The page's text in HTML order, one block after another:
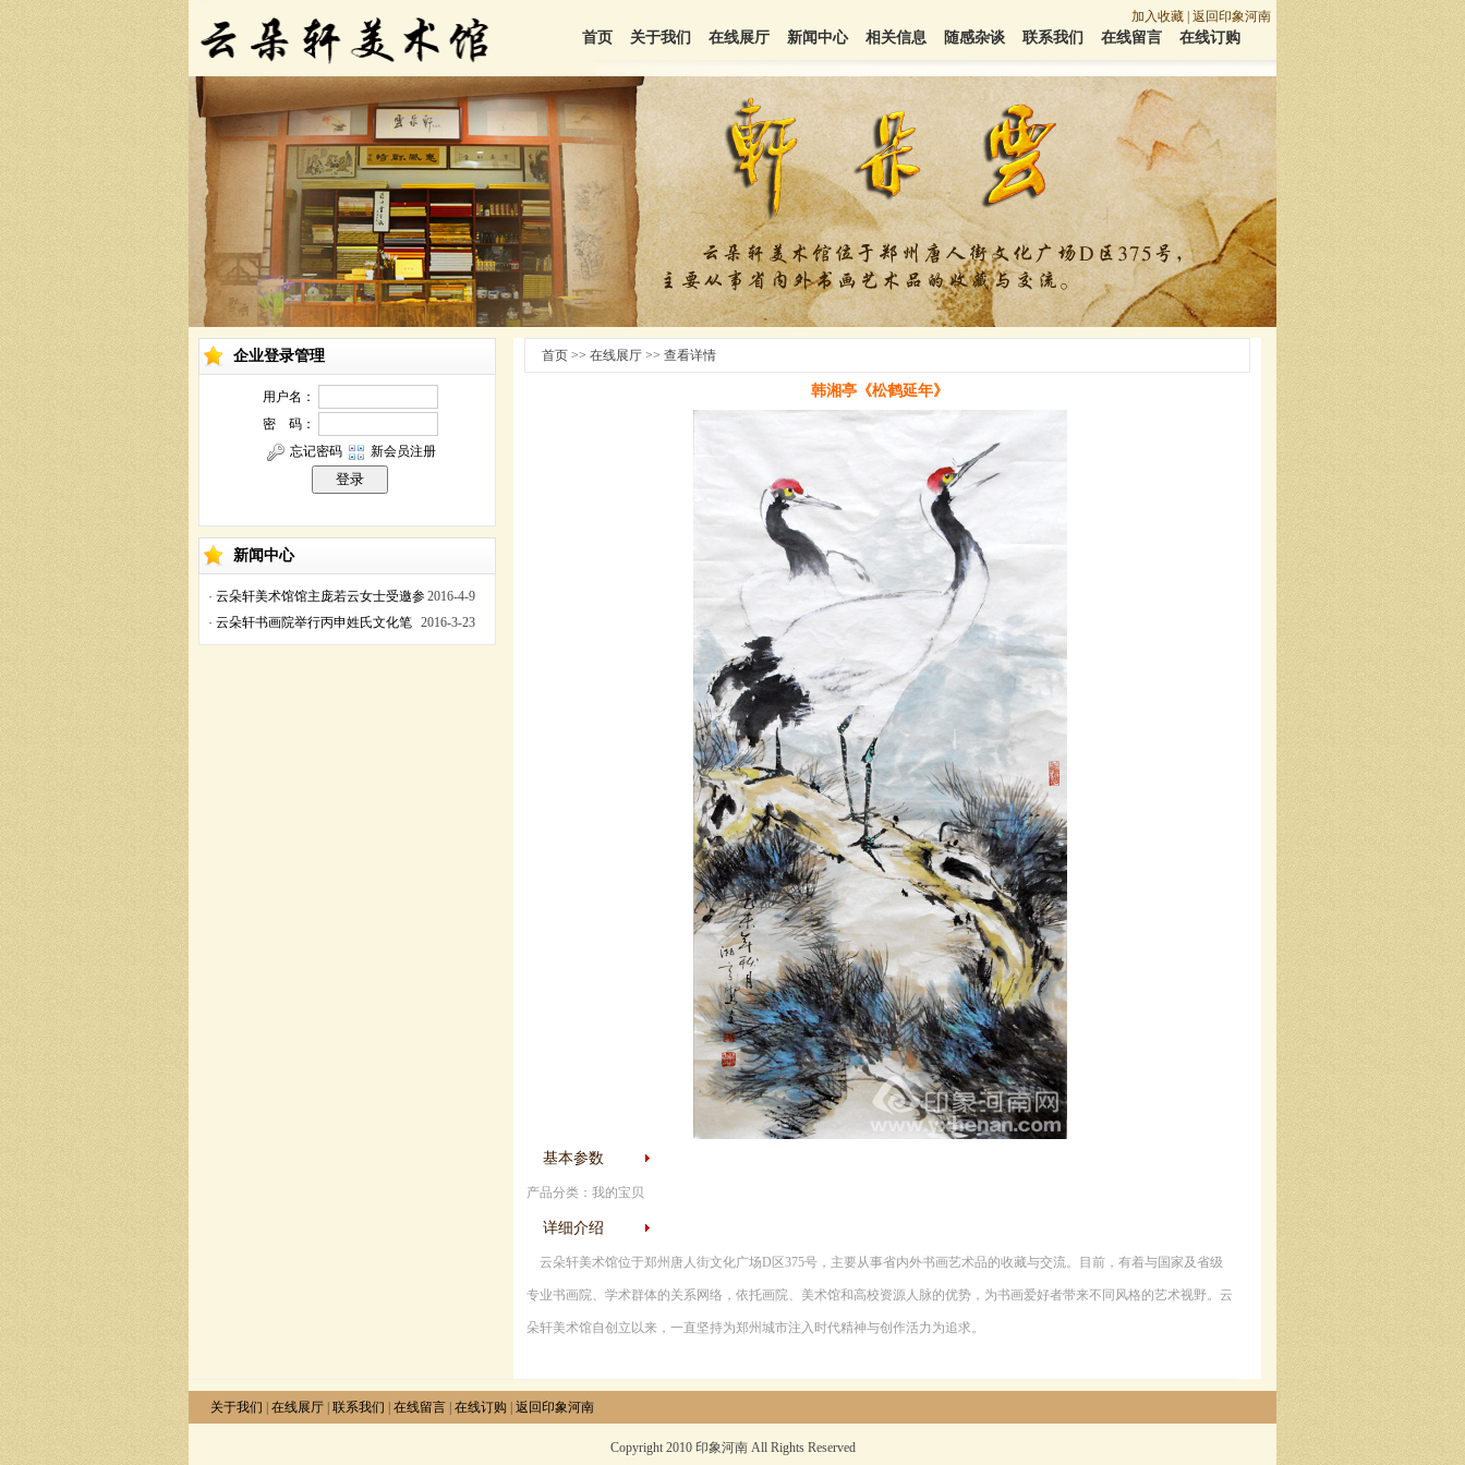
加入收藏 返回印象河南
首页 关于我们 在线展厅 新闻中心 相关信息 随感杂谈 联系我们 在线留言 在线订购
企业登录管理
新闻中心
2016-4-9
· 云朵轩美术馆馆主庞若云女士受邀参
加丙申年黄帝故里拜祖大典
2016-3-23
· 云朵轩书画院举行丙申姓氏文化笔
会
首页 >> 在线展厅 >> 查看详情
韩湘亭《松鹤延年》
基本参数
产品分类：我的宝贝
详细介绍
云朵轩美术馆位于郑州唐人街文化广场D区375号，主要从事省内外书画艺术品的收藏与交流。目前，有着与国家及省级
专业书画院、学术群体的关系网络，依托画院、美术馆和高校资源人脉的优势，为书画爱好者带来不同风格的艺术视野。云
朵轩美术馆自创立以来，一直坚持为郑州城市注入时代精神与创作活力为追求。
关于我们 在线展厅 联系我们 在线留言 在线订购 返回印象河南
Copyright 2010 印象河南 All Rights Reserved